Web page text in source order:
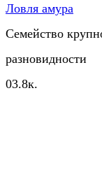
Ловля амура
Семейство
разновидности
03.8к.